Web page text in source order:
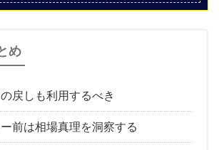
め
戻しも利用するべき
前は相場真理を洞察する